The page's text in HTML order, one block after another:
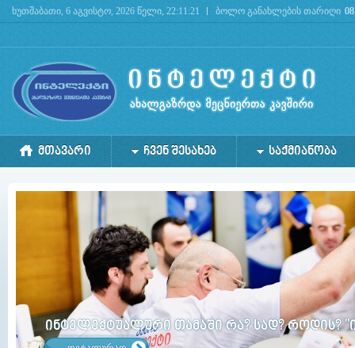
Deprecated: mysql_connect(): The mysql extension is deprecated and will be removed in
ხუთშაბათი, 6 აგვისტო, 2026 წელი, 22:11:21 ბოლო განახლების თარიღი
ᲛᲗᲐᲕᲐᲠᲘ ᲩᲕᲔᲜ ᲨᲔᲡᲐᲮᲔᲑ ᲡᲐᲥᲛᲘᲐᲜᲝᲑᲐ
ინტელექტუალური თამაში რა? სად? როდის?